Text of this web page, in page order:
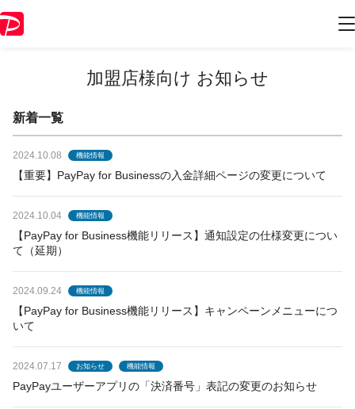
加盟店様向け お知らせ
新着一覧
2024.10.08 機能情報
【重要】PayPay for Businessの入金詳細ページの変更について
2024.10.04 機能情報
【PayPay for Business機能リリース】通知設定の仕様変更につい
て（延期）
2024.09.24 機能情報
【PayPay for Business機能リリース】キャンペーンメニューにつ
いて
2024.07.17 お知らせ 機能情報
PayPayユーザーアプリの「決済番号」表記の変更のお知らせ